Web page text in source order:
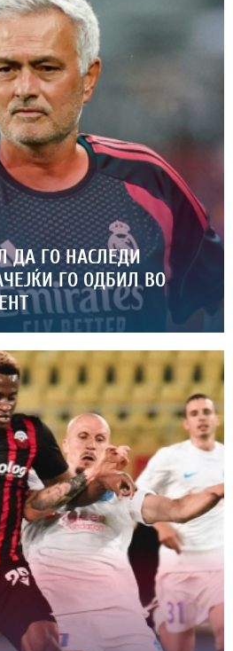
ДА ГО НАСЛЕДИ
ГО ОДБИЛ ВО